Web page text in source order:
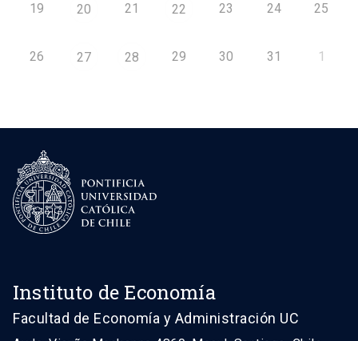
19 20 21 22 23 24 25
26 27 28 29 30 31 1
Instituto de Economía
Facultad de Economía y Administración UC